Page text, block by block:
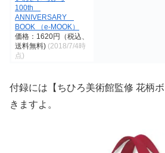
100th
ANNIVERSARY
BOOK （e-MOOK）
価格：1620円（税込、
送料無料) (2018/7/4時
点)
付録には【ちひろ美術館監修 花柄
きますよ。